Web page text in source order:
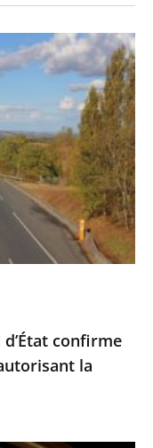
confirme
la